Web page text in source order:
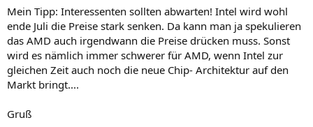
i
m
m
e
i
m
m
e
Mein Tipp: Interessenten sollten abwarten! Intel wird wohl
ende Juli die Preise stark senken. Da kann man ja spekulieren
das AMD auch irgendwann die Preise drücken muss. Sonst
wird es nämlich immer schwerer für AMD, wenn Intel zur
gleichen Zeit auch noch die neue Chip- Architektur auf den
Markt bringt....
Gruß